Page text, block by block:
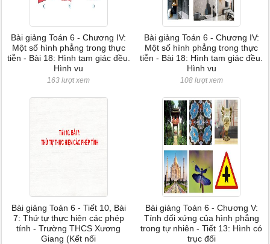
Bài giảng Toán 6 - Chương IV:
Một số hình phẳng trong thực
tiễn - Bài 18: Hình tam giác đều.
Hình vu
163 lượt xem
Bài giảng Toán 6 - Chương IV:
Một số hình phẳng trong thực
tiễn - Bài 18: Hình tam giác đều.
Hình vu
108 lượt xem
Bài giảng Toán 6 - Tiết 10, Bài
7: Thứ tự thực hiện các phép
tính - Trường THCS Xương
Giang (Kết nối
Bài giảng Toán 6 - Chương V:
Tính đối xứng của hình phẳng
trong tự nhiên - Tiết 13: Hình có
trục đối